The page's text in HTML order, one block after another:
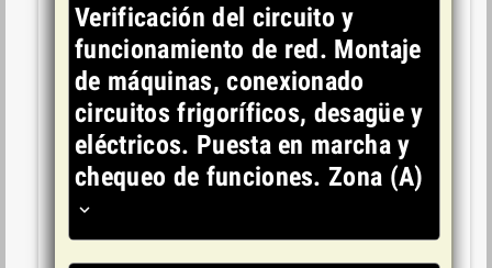
Verificación del circuito y
funcionamiento de red. Montaje
de máquinas, conexionado
circuitos frigoríficos, desagüe y
eléctricos. Puesta en marcha y
chequeo de funciones. Zona (A)
expand_more